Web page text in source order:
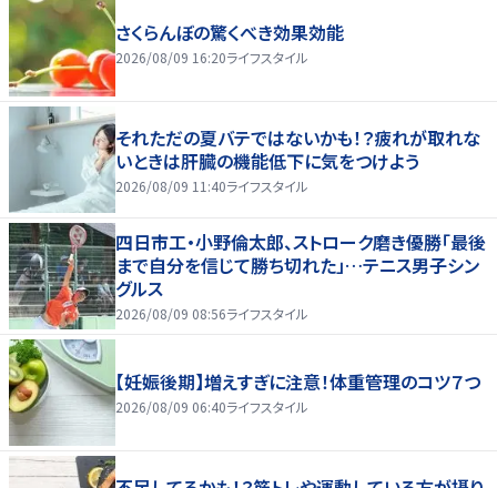
さくらんぼの驚くべき効果効能
2026/08/09 16:20ライフスタイル
それただの夏バテではないかも！？疲れが取れな
いときは肝臓の機能低下に気をつけよう
2026/08/09 11:40ライフスタイル
四日市工・小野倫太郎、ストローク磨き優勝「最後
まで自分を信じて勝ち切れた」…テニス男子シン
グルス
2026/08/09 08:56ライフスタイル
【妊娠後期】増えすぎに注意！体重管理のコツ７つ
2026/08/09 06:40ライフスタイル